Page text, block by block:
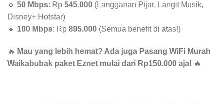
🔹 50 Mbps: Rp 545.000 (Langganan Pijar, Langit Musik,
Disney+ Hotstar)
🔹 100 Mbps: Rp 895.000 (Semua benefit di atas!)
🔥 Mau yang lebih hemat? Ada juga Pasang WiFi Murah
Waikabubak paket Eznet mulai dari Rp150.000 aja! 🔥